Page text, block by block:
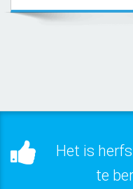
Het is
te